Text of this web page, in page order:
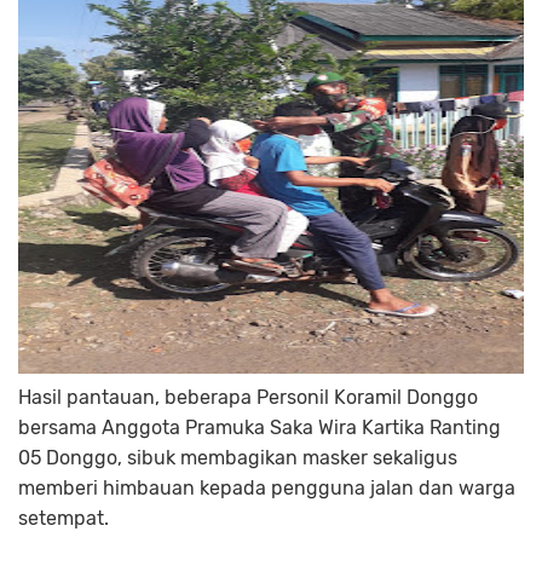
Hasil pantauan, beberapa Personil Koramil Donggo
bersama Anggota Pramuka Saka Wira Kartika Ranting
05 Donggo, sibuk membagikan masker sekaligus
memberi himbauan kepada pengguna jalan dan warga
setempat.